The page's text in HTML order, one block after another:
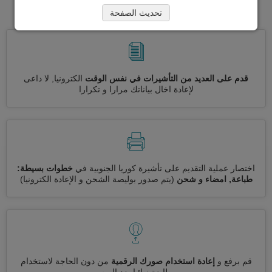
الجنوبية
قدم على العديد من التأشيرات في نفس الوقت الكترونيا, لا داعى
لإعادة اخال بياناتك مرارا و تكرارا
اختصار عملية التقديم على تأشيرة كوريا الجنوبية في خطوات بسيطة:
طباعة, امضاء و شحن (يتم صدور بوليصة الشحن و الإعادة الكترونيا)
قم برفع و إعادة استخدام صورك الرقمية من دون الحاجة لاستخدام
تحديث الصفحة